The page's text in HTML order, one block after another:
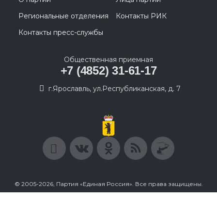
Региональные отделения
Контакты РИК
Контакты пресс-службы
Общественная приемная
+7 (4852) 31-61-17
г.Ярославль, ул.Республиканская, д. 7
© 2005-2026, Партия «Единая Россия». Все права защищены.